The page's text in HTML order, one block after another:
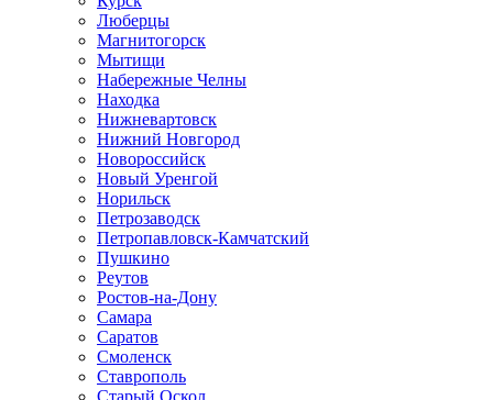
Люберцы
Магнитогорск
Мытищи
Набережные Челны
Находка
Нижневартовск
Нижний Новгород
Новороссийск
Новый Уренгой
Норильск
Петрозаводск
Петропавловск-Камчатский
Пушкино
Реутов
Ростов-на-Дону
Самара
Саратов
Смоленск
Ставрополь
Старый Оскол